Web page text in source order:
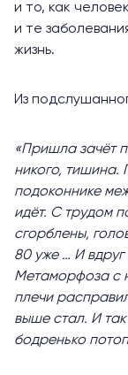
и то, как
и те
жизнь.
Из
«Пришла зачёт
никого,
подоконнике
идёт. С трудом
сгорблены,
80 уже … И вдруг
Метаморфоза с
плечи
выше стал. И
бодренько